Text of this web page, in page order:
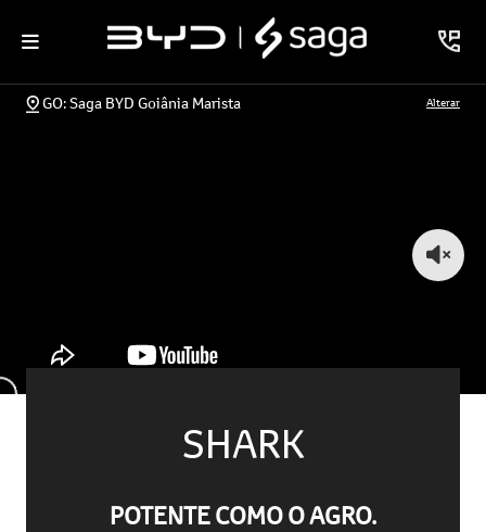
GO: Saga BYD Goiânia Marista Alterar
SHARK
POTENTE COMO O AGRO.